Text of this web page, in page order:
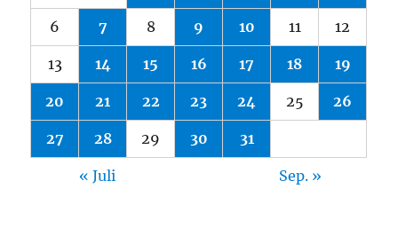
6 7 8 9 10 11 12
13 14 15 16 17 18 19
20 21 22 23 24 25 26
27 28 29 30 31
« Juli Sep. »